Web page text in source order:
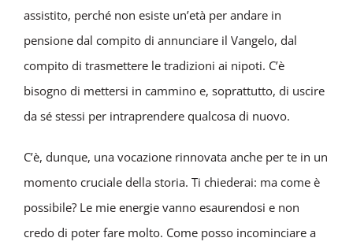
assistito, perché non esiste un’età per andare in
pensione dal compito di annunciare il Vangelo, dal
compito di trasmettere le tradizioni ai nipoti. C’è
bisogno di mettersi in cammino e, soprattutto, di uscire
da sé stessi per intraprendere qualcosa di nuovo.
C’è, dunque, una vocazione rinnovata anche per te in un
momento cruciale della storia. Ti chiederai: ma come è
possibile? Le mie energie vanno esaurendosi e non
credo di poter fare molto. Come posso incominciare a